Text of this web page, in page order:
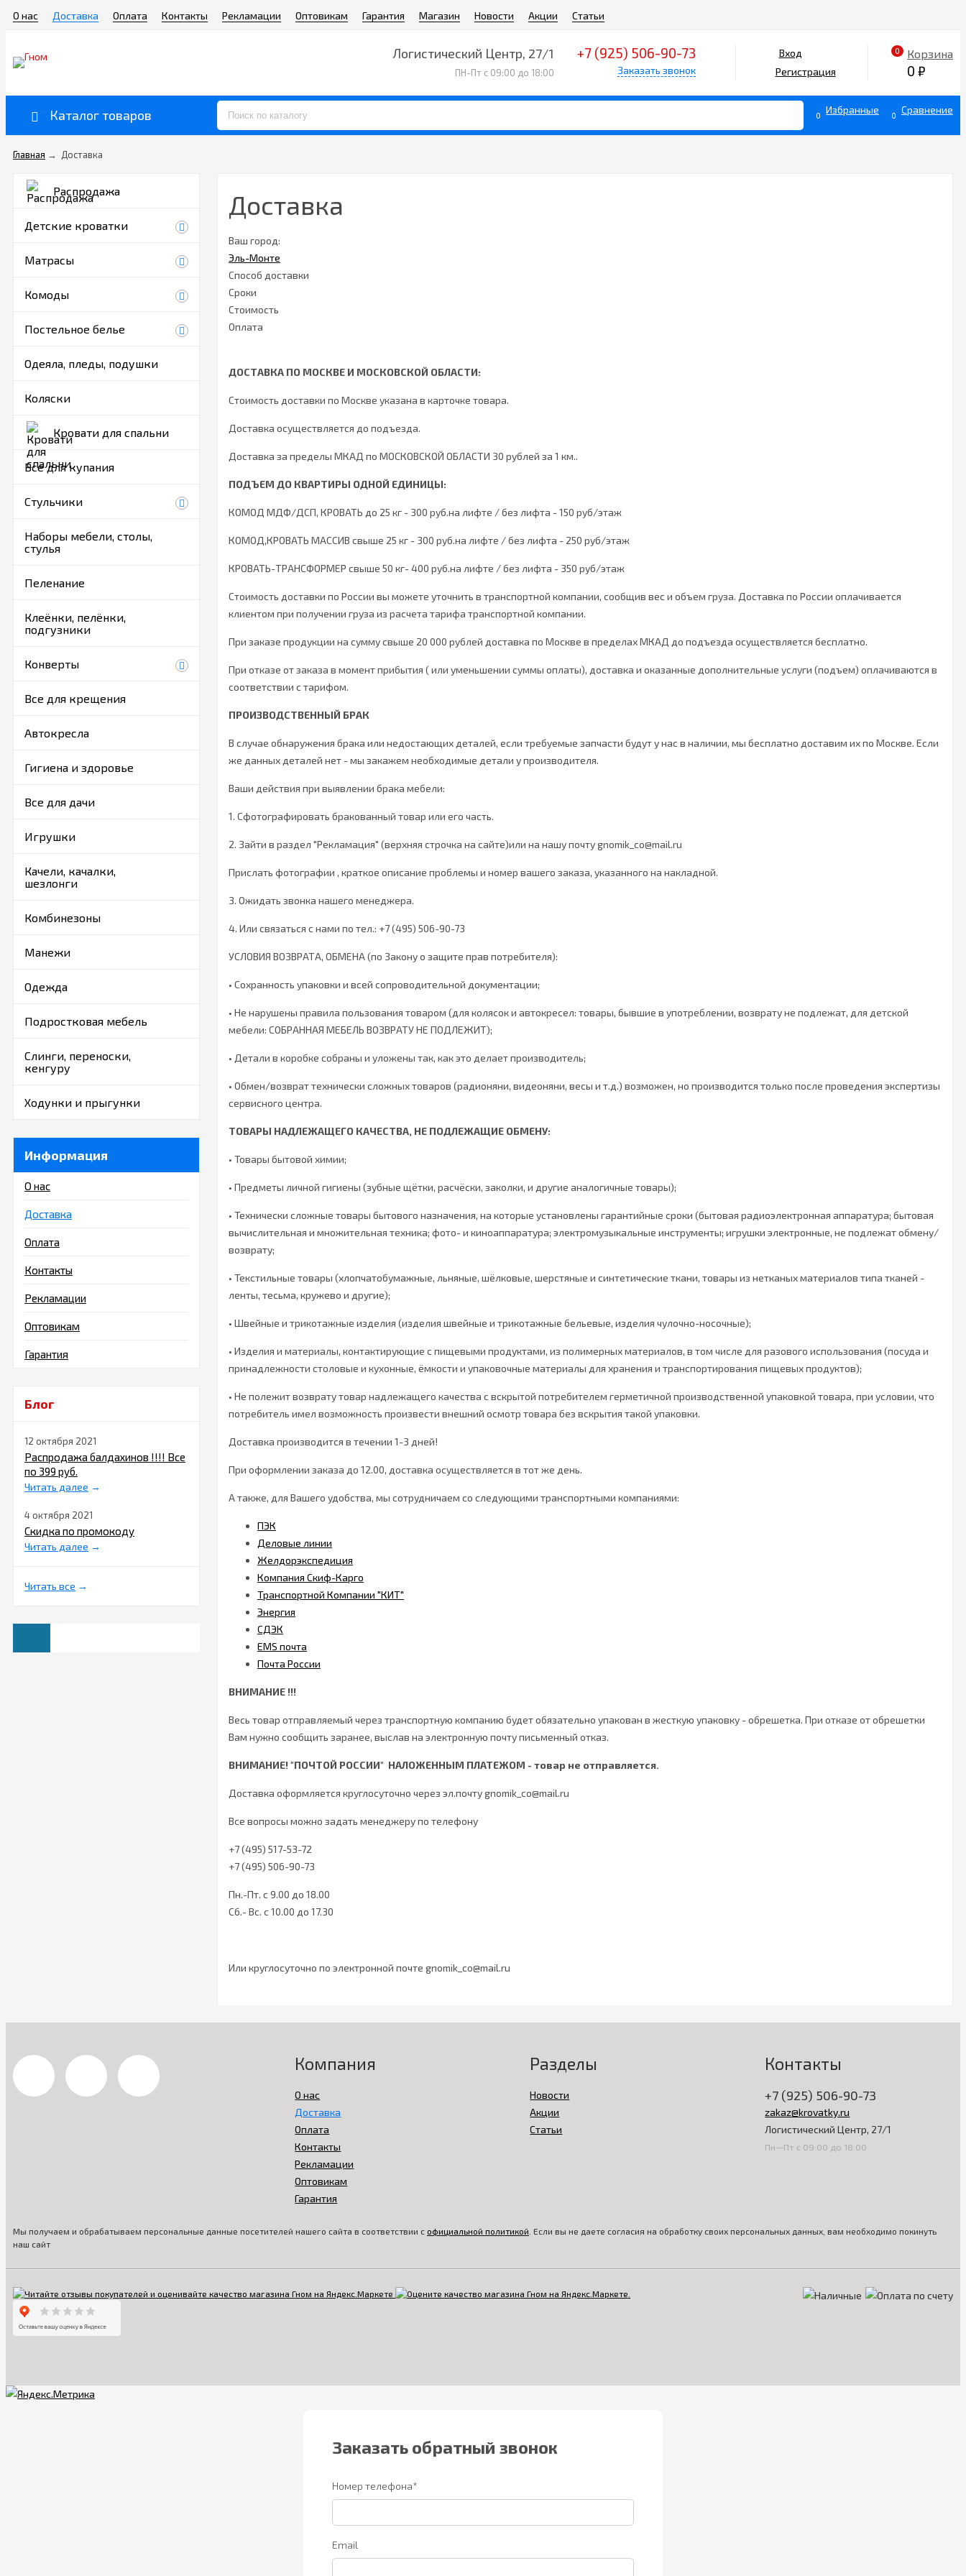
О нас Доставка Оплата Контакты Рекламации Оптовикам Гарантия Магазин Новости Акции Статьи
Логистический Центр, 27/1
ПН-Пт с 09:00 до 18:00
+7 (925) 506-90-73
Заказать звонок
Вход
Регистрация
0 Корзина
0 ₽
Каталог товаров 0 Избранные 0 Сравнение
Главная → Доставка
Распродажа
Детские кроватки
Матрасы
Комоды
Постельное белье
Одеяла, пледы, подушки
Коляски
Кровати для спальни
Все для купания
Стульчики
Наборы мебели, столы,
стулья
Пеленание
Клеёнки, пелёнки,
подгузники
Конверты
Все для крещения
Автокресла
Гигиена и здоровье
Все для дачи
Игрушки
Качели, качалки,
шезлонги
Комбинезоны
Манежи
Одежда
Подростковая мебель
Слинги, переноски,
кенгуру
Ходунки и прыгунки
Информация
О нас
Доставка
Оплата
Контакты
Рекламации
Оптовикам
Гарантия
Блог
12 октября 2021
Распродажа балдахинов !!!! Все
по 399 руб.
Читать далее →
4 октября 2021
Скидка по промокоду
Читать далее →
Читать все →
Доставка
Ваш город:
Эль-Монте
Способ доставки
Сроки
Стоимость
Оплата
ДОСТАВКА ПО МОСКВЕ И МОСКОВСКОЙ ОБЛАСТИ:
Стоимость доставки по Москве указана в карточке товара.
Доставка осуществляется до подъезда.
Доставка за пределы МКАД по МОСКОВСКОЙ ОБЛАСТИ 30 рублей за 1 км..
ПОДЪЕМ ДО КВАРТИРЫ ОДНОЙ ЕДИНИЦЫ:
КОМОД МДФ/ДСП, КРОВАТЬ до 25 кг - 300 руб.на лифте / без лифта - 150 руб/этаж
КОМОД,КРОВАТЬ МАССИВ свыше 25 кг - 300 руб.на лифте / без лифта - 250 руб/этаж
КРОВАТЬ-ТРАНСФОРМЕР свыше 50 кг- 400 руб.на лифте / без лифта - 350 руб/этаж
Стоимость доставки по России вы можете уточнить в транспортной компании, сообщив вес и объем груза. Доставка по России оплачивается
клиентом при получении груза из расчета тарифа транспортной компании.
При заказе продукции на сумму свыше 20 000 рублей доставка по Москве в пределах МКАД до подъезда осуществляется бесплатно.
При отказе от заказа в момент прибытия ( или уменьшении суммы оплаты), доставка и оказанные дополнительные услуги (подъем) оплачиваются в
соответствии с тарифом.
ПРОИЗВОДСТВЕННЫЙ БРАК
В случае обнаружения брака или недостающих деталей, если требуемые запчасти будут у нас в наличии, мы бесплатно доставим их по Москве. Если
же данных деталей нет - мы закажем необходимые детали у производителя.
Ваши действия при выявлении брака мебели:
1. Сфотографировать бракованный товар или его часть.
2. Зайти в раздел "Рекламация" (верхняя строчка на сайте)или на нашу почту gnomik_co@mail.ru
Прислать фотографии , краткое описание проблемы и номер вашего заказа, указанного на накладной.
3. Ожидать звонка нашего менеджера.
4. Или связаться с нами по тел.: +7 (495) 506-90-73
УСЛОВИЯ ВОЗВРАТА, ОБМЕНА (по Закону о защите прав потребителя):
• Сохранность упаковки и всей сопроводительной документации;
• Не нарушены правила пользования товаром (для колясок и автокресел: товары, бывшие в употреблении, возврату не подлежат, для детской
мебели: СОБРАННАЯ МЕБЕЛЬ ВОЗВРАТУ НЕ ПОДЛЕЖИТ);
• Детали в коробке собраны и уложены так, как это делает производитель;
• Обмен/возврат технически сложных товаров (радионяни, видеоняни, весы и т.д.) возможен, но производится только после проведения экспертизы
сервисного центра.
ТОВАРЫ НАДЛЕЖАЩЕГО КАЧЕСТВА, НЕ ПОДЛЕЖАЩИЕ ОБМЕНУ:
• Товары бытовой химии;
• Предметы личной гигиены (зубные щётки, расчёски, заколки, и другие аналогичные товары);
• Технически сложные товары бытового назначения, на которые установлены гарантийные сроки (бытовая радиоэлектронная аппаратура; бытовая
вычислительная и множительная техника; фото- и киноаппаратура; электромузыкальные инструменты; игрушки электронные, не подлежат обмену/
возврату;
• Текстильные товары (хлопчатобумажные, льняные, шёлковые, шерстяные и синтетические ткани, товары из нетканых материалов типа тканей -
ленты, тесьма, кружево и другие);
• Швейные и трикотажные изделия (изделия швейные и трикотажные бельевые, изделия чулочно-носочные);
• Изделия и материалы, контактирующие с пищевыми продуктами, из полимерных материалов, в том числе для разового использования (посуда и
принадлежности столовые и кухонные, ёмкости и упаковочные материалы для хранения и транспортирования пищевых продуктов);
• Не полежит возврату товар надлежащего качества с вскрытой потребителем герметичной производственной упаковкой товара, при условии, что
потребитель имел возможность произвести внешний осмотр товара без вскрытия такой упаковки.
Доставка производится в течении 1-3 дней!
При оформлении заказа до 12.00, доставка осуществляется в тот же день.
А также, для Вашего удобства, мы сотрудничаем со следующими транспортными компаниями:
ПЭК
Деловые линии
Желдорэкспедиция
Компания Скиф-Карго
Транспортной Компании "КИТ"
Энергия
СДЭК
EMS почта
Почта России
ВНИМАНИЕ !!!
Весь товар отправляемый через транспортную компанию будет обязательно упакован в жесткую упаковку - обрешетка. При отказе от обрешетки
Вам нужно сообщить заранее, выслав на электронную почту письменный отказ.
ВНИМАНИЕ!"ПОЧТОЙ РОССИИ" НАЛОЖЕННЫМ ПЛАТЕЖОМ - товар не отправляется.
Доставка оформляется круглосуточно через эл.почтуgnomik_co@mail.ru
Все вопросы можно задать менеджеру по телефону
+7 (495) 517-53-72
+7 (495) 506-90-73
Пн.-Пт. с 9.00 до 18.00
Сб.- Вс. c 10.00 до 17.30
Или круглосуточно по электронной почте gnomik_co@mail.ru
Компания
О нас
Доставка
Оплата
Контакты
Рекламации
Оптовикам
Гарантия
Разделы
Новости
Акции
Статьи
Контакты
+7 (925) 506-90-73
zakaz@krovatky.ru
Логистический Центр, 27/1
Пн—Пт с 09:00 до 18:00
Мы получаем и обрабатываем персональные данные посетителей нашего сайта в соответствии с официальной политикой . Если вы не даете согласия на обработку своих персональных данных, вам необходимо покинуть
наш сайт
Заказать обратный звонок
Номер телефона*
Email